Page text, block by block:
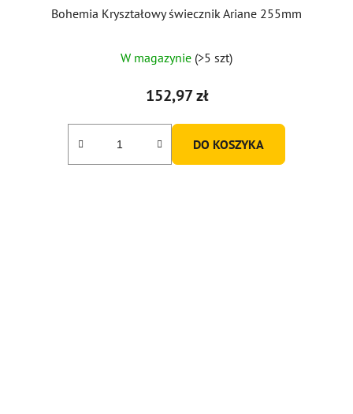
Bohemia Kryształowy świecznik Ariane 255mm
W magazynie (>5 szt)
152,97 zł
DO KOSZYKA